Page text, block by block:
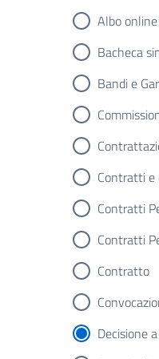
Albo online
Bacheca
Bandi e
Contratti e
Contratti
Contratti
Contratto
Decisione